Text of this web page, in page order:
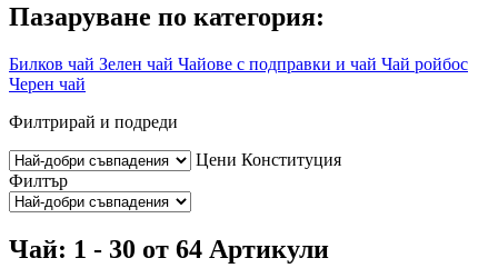
Пазаруване по категория:
Билков чай Зелен чай Чайове с подправки и чай Чай ройбос
Черен чай
Филтрирай и подреди
Цени Конституция
Филтър
Чай: 1 - 30 от 64 Артикули